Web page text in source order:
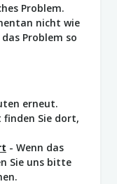
Problem.
nicht wie
Problem so
erneut.
finden Sie dort,
- Wenn das
Sie uns bitte